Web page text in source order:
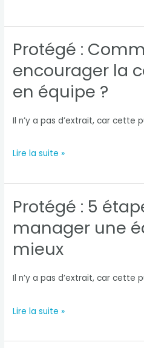
de
faire
des
feedbacks
équipe
Protégé :
encourager la
en équipe ?
Il n’y a pas d’extrait, car cette
Protégé :
la
collaboration
en
équipe
Lire la suite »
Protégé : 5
manager une
mieux
Il n’y a pas d’extrait, car cette
Protégé :
Lire la suite »